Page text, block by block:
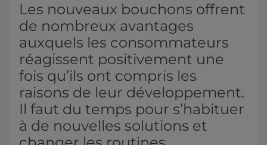
Les nouveaux bouchons offrent
de nombreux avantages
auxquels les consommateurs
réagissent positivement une
fois qu’ils ont compris les
raisons de leur développement.
Il faut du temps pour s’habituer
à de nouvelles solutions et